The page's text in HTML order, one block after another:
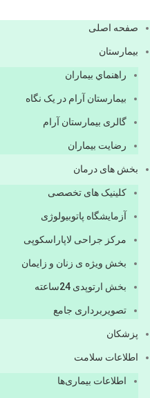
صفحه اصلی
بيمارستان
راهنماي بیماران
بیمارستان آرام در یک نگاه
گالری بیمارستان آرام
رضایت بیماران
بخش های درمان
کلینیک های تخصصی
آزمایشگاه پاتوبیولوژی
مرکز جراحی لاپاراسکوپی
بخش ویژه ی زنان و زایمان
بخش ارتوپدی 24ساعته
تصویربرداری جامع
پزشكان
اطلاعات سلامت
اطلاعات بیماری‌ها